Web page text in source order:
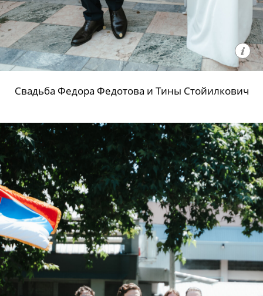
Свадьба Федора Федотова и Тины Стойилкович